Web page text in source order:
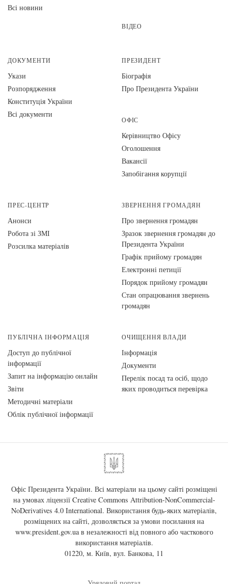
Всі новини
ВІДЕО
ДОКУМЕНТИ
Укази
Розпорядження
Конституція України
Всі документи
ПРЕЗИДЕНТ
Біографія
Про Президента України
ОФІС
Керівництво Офісу
Оголошення
Вакансії
Запобігання корупції
ПРЕС-ЦЕНТР
Анонси
Робота зі ЗМІ
Розсилка матеріалів
ЗВЕРНЕННЯ ГРОМАДЯН
Про звернення громадян
Зразок звернення громадян до
Президента України
Графік прийому громадян
Електронні петиції
Порядок прийому громадян
Стан опрацювання звернень
громадян
ПУБЛІЧНА ІНФОРМАЦІЯ
Доступ до публічної
інформації
Запит на інформацію онлайн
Звіти
Методичні матеріали
Облік публічної інформації
ОЧИЩЕННЯ ВЛАДИ
Інформація
Документи
Перелік посад та осіб, щодо
яких проводиться перевірка
Офіс Президента України. Всі матеріали на цьому сайті розміщені
на умовах ліцензії Creative Commons Attribution-NonCommercial-
NoDerivatives 4.0 International. Використання будь-яких матеріалів,
розміщених на сайті, дозволяється за умови посилання на
www.president.gov.uaв незалежності від повного або часткового
використання матеріалів.
01220, м. Київ, вул. Банкова, 11